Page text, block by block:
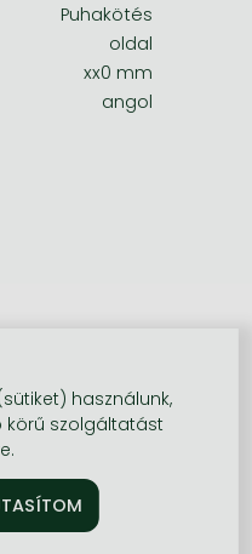
Puhakötés
oldal
xx0 mm
angol
használunk,
körű szolgáltatást